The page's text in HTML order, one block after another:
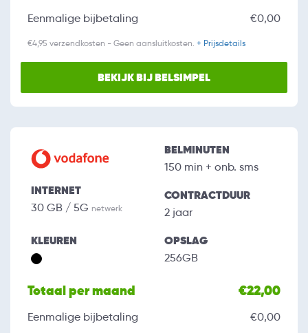
Eenmalige bijbetaling €0,00
€4,95 verzendkosten - Geen aansluitkosten. + Prijsdetails
BEKIJK BIJ BELSIMPEL
INTERNET
30 GB / 5G netwerk
BELMINUTEN
150 min + onb. sms
CONTRACTDUUR
2 jaar
KLEUREN OPSLAG
256GB
Totaal per maand €22,00
Eenmalige bijbetaling €0,00